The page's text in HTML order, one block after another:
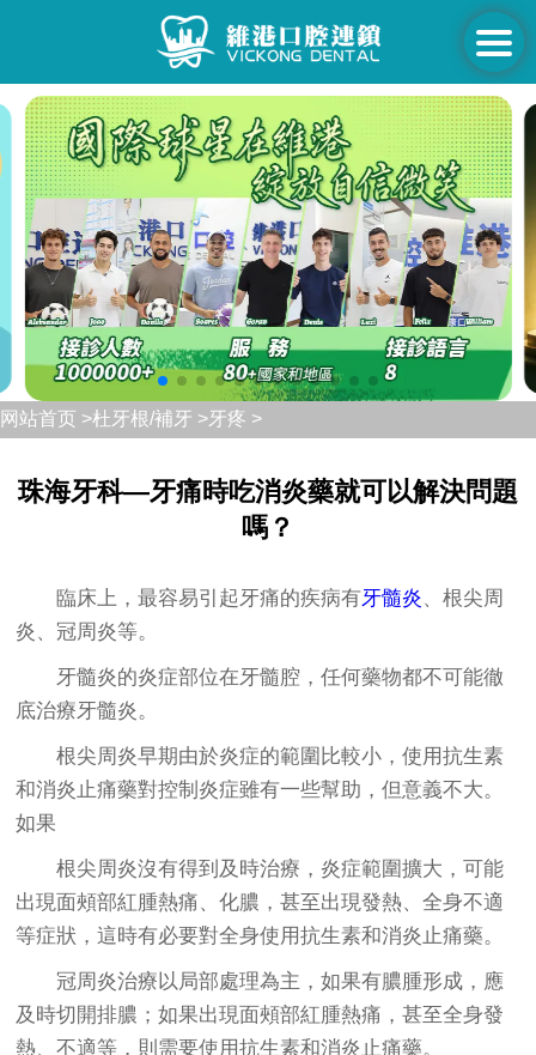
网站首页 >杜牙根/補牙 >牙疼 >
珠海牙科—牙痛時吃消炎藥就可以解決問題
嗎？
臨床上，最容易引起牙痛的疾病有牙髓炎 、根尖周
炎、冠周炎等。
牙髓炎的炎症部位在牙髓腔，任何藥物都不可能徹
底治療牙髓炎。
根尖周炎早期由於炎症的範圍比較小，使用抗生素
和消炎止痛藥對控制炎症雖有一些幫助，但意義不大。
如果
根尖周炎沒有得到及時治療，炎症範圍擴大，可能
出現面頰部紅腫熱痛、化膿，甚至出現發熱、全身不適
等症狀，這時有必要對全身使用抗生素和消炎止痛藥。
冠周炎治療以局部處理為主，如果有膿腫形成，應
及時切開排膿；如果出現面頰部紅腫熱痛，甚至全身發
熱、不適等，則需要使用抗生素和消炎止痛藥。